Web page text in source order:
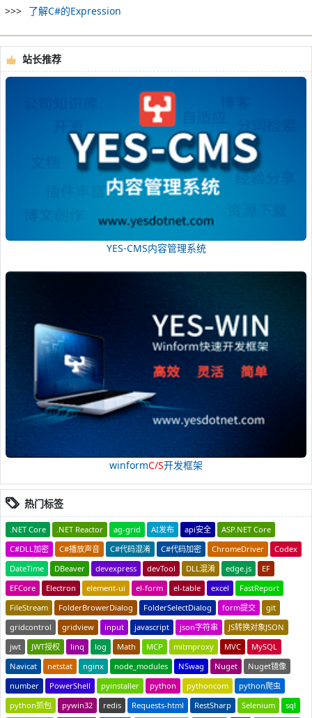
了解C#的Expression
站长推荐
YES-CMS内容管理系统
winformC/S开发框架
热门标签
.NET Core .NET Reactor ag-grid AI发布 api安全
ASP.NET Core
C#DLL加密
C#播放声音 C#代码混淆 C#代码加密 ChromeDriver
Codex
DateTime
DBeaver devexpress devTool DLL混淆 edge.js
EF
EFCore
Electron element-ui el-form el-table excel
FastReport
FileStream
FolderBrowerDialog FolderSelectDialog form提交
git
gridcontrol
gridview input javascript json字符串
JS转换对象JSON
jwt
JWT授权 linq log Math MCP mitmproxy MVC
MySQL
Navicat
netstat nginx node_modules NSwag Nuget
Nuget镜像
number
PowerShell pyinstaller python pythoncom
python爬虫
python抓包
pywin32 redis Requests-html RestSharp Selenium
sql